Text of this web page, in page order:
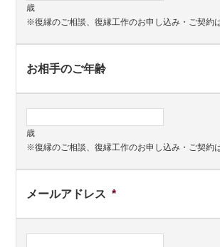
歳
※復縁のご相談、復縁工作のお申し込み・ご契約
お相手のご年齢
歳
※復縁のご相談、復縁工作のお申し込み・ご契約
メールアドレス *